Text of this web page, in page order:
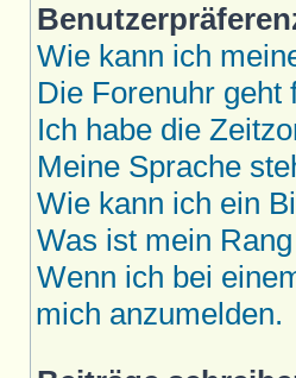
Wie kann ich
Die Forenuhr geht
Ich habe die
Meine Sprache
Wie kann ich ein
Was ist mein
Wenn ich bei
mich anzumelden.